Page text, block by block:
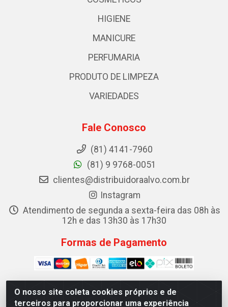
O nosso site coleta cookies próprios e de
terceiros para proporcionar uma experiência
HIGIENE
MANICURE
PERFUMARIA
PRODUTO DE LIMPEZA
VARIEDADES
Fale Conosco
(81) 4141-7960
(81) 9 9768-0051
clientes@distribuidoraalvo.com.br
Instagram
Atendimento de segunda a sexta-feira das 08h às
12h e das 13h30 às 17h30
Formas de Pagamento
ALVO DISTRIBUIDORA DE COSMÉTICOS LTDA - RUA